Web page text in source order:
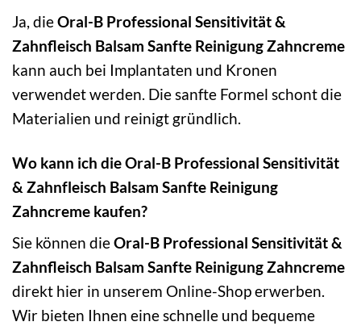
Ja, dieOral-B Professional Sensitivität &
Zahnfleisch Balsam Sanfte Reinigung Zahncreme
kann auch bei Implantaten und Kronen
verwendet werden. Die sanfte Formel schont die
Materialien und reinigt gründlich.
Wo kann ich die Oral-B Professional Sensitivität
& Zahnfleisch Balsam Sanfte Reinigung
Zahncreme kaufen?
Sie können dieOral-B Professional Sensitivität &
Zahnfleisch Balsam Sanfte Reinigung Zahncreme
direkt hier in unserem Online-Shop erwerben.
Wir bieten Ihnen eine schnelle und bequeme